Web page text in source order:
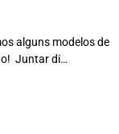
alguns modelos de
Juntar di…